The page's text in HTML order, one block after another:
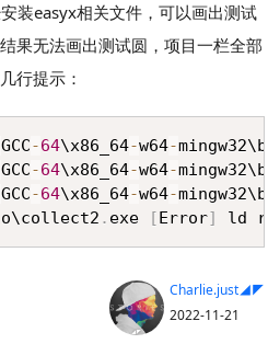
装easyx相关文件，可以画出测试
果无法画出测试圆，项目一栏全部
行提示：
GCC-64\x86_64-w64-
GCC-64\x86_64-w64-
GCC-64\x86_64-w64-
. exe [Error] ld
Copy
Charlie.just◢◤
2022-11-21